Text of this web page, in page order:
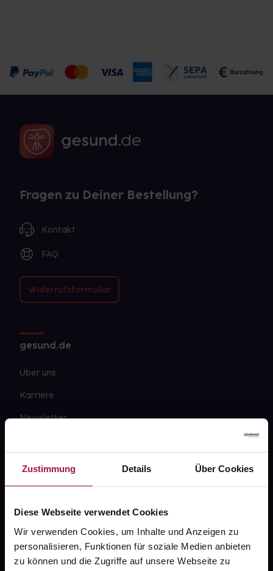
Zustimmung Details Über Cookies
Diese Webseite verwendet Cookies
Wir verwenden Cookies, um Inhalte und Anzeigen zu
personalisieren, Funktionen für soziale Medien anbieten
zu können und die Zugriffe auf unsere Webseite zu
Fragen zu Deiner Bestellung?
Kontakt
FAQ
Widerrufsformular
gesund.de
Über uns
Karriere
Newsletter
PAYBACK
gesund-versorger.de
Sanitätshäuser
Datenschutz